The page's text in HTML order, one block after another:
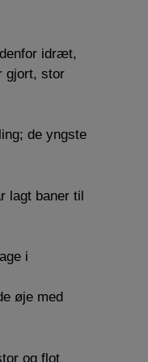
idræt,
gjort, stor
de yngste
lagt baner til
i
øje med
og flot